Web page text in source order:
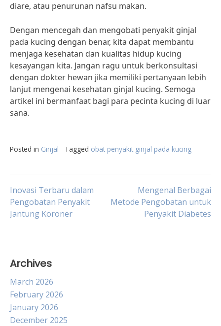
diare, atau penurunan nafsu makan.
Dengan mencegah dan mengobati penyakit ginjal
pada kucing dengan benar, kita dapat membantu
menjaga kesehatan dan kualitas hidup kucing
kesayangan kita. Jangan ragu untuk berkonsultasi
dengan dokter hewan jika memiliki pertanyaan lebih
lanjut mengenai kesehatan ginjal kucing. Semoga
artikel ini bermanfaat bagi para pecinta kucing di luar
sana.
Posted in Ginjal Tagged obat penyakit ginjal pada kucing
Post
navigation
Inovasi Terbaru dalam
Pengobatan Penyakit
Jantung Koroner
Mengenal Berbagai
Metode Pengobatan untuk
Penyakit Diabetes
Archives
March 2026
February 2026
January 2026
December 2025